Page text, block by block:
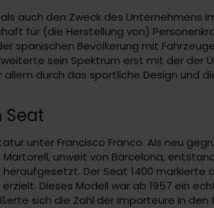
auch den Zweck des Unternehmens
für (die Herstellung von)
spanischen Bevölkerung mit
sein Spektrum erst mit der der
durch das sportliche Design und
Seat
unter Francisco Franco. Als neu
unweit von Barcelona,
heraufgesetzt. Der Seat 1400
Dieses Modell war ab 1957 ein
sich die Zahl der Importeure in